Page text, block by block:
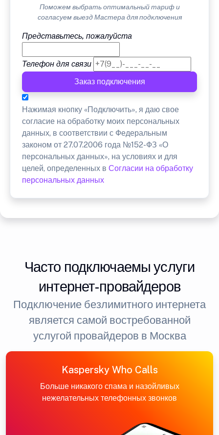
Поможем выбрать оптимальный тариф и
согласуем выезд Мастера для подключения
Представьтесь, пожалуйста
Телефон для связи
Заказ подключения
Нажимая кнопку «Подключить», я даю свое
согласие на обработку моих персональных
данных, в соответствии с Федеральным
законом от 27.07.2006 года №152-ФЗ «О
персональных данных», на условиях и для
целей, определенных в Согласии на обработку
персональных данных
Часто подключаемы услуги
интернет-провайдеров
Подключение безлимитного интернета
является самой востребованной
услугой провайдеров в Москва
Kaspersky Who Calls
Больше никакого спама и назойливых
нежелательных телефонных звонков